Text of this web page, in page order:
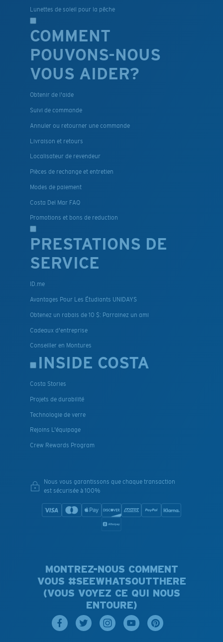
Lunettes de soleil pour la pêche
COMMENT
POUVONS-NOUS
VOUS AIDER?
Obtenir de l'aide
Suivi de commande
Annuler ou retourner une commande
Livraison et retours
Localisateur de revendeur
Pièces de rechange et entretien
Modes de paiement
Costa Del Mar FAQ
Promotions et bons de reduction
PRESTATIONS DE
SERVICE
ID.me
Avantages Pour Les Étudiants UNIDAYS
Obtenez un rabais de 10 $: Parrainez un ami
Cadeaux d'entreprise
Conseiller en Montures
INSIDE COSTA
Costa Stories
Projets de durabilité
Technologie de verre
Rejoins L'équipage
Crew Rewards Program
Nous vous garantissons que chaque transaction
est sécurisée à 100%
MONTREZ-NOUS COMMENT
VOUS #SEEWHATSOUTTHERE
(VOUS VOYEZ CE QUI NOUS
ENTOURE)